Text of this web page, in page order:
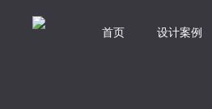
首页 设计案例